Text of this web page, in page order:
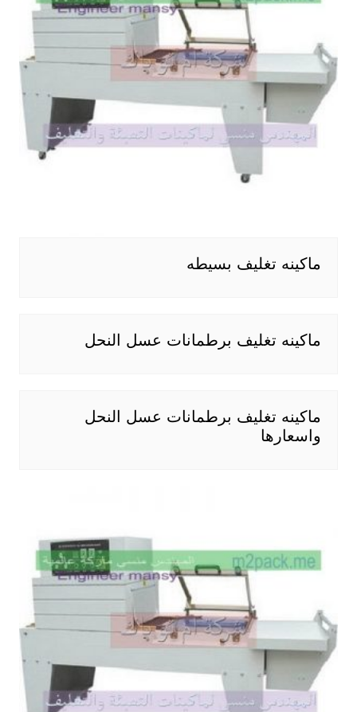
ماكينه تغليف بسيطه
ماكينه تغليف برطمانات عسل النحل
ماكينه تغليف برطمانات عسل النحل
واسعارها